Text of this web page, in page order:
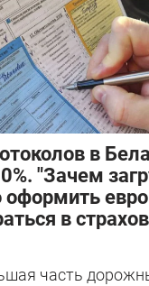
в
"Зачем
в
часть